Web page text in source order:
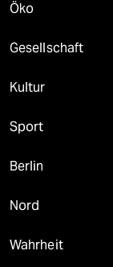
Öko
Gesellschaft
Kultur
Sport
Berlin
Nord
Wahrheit